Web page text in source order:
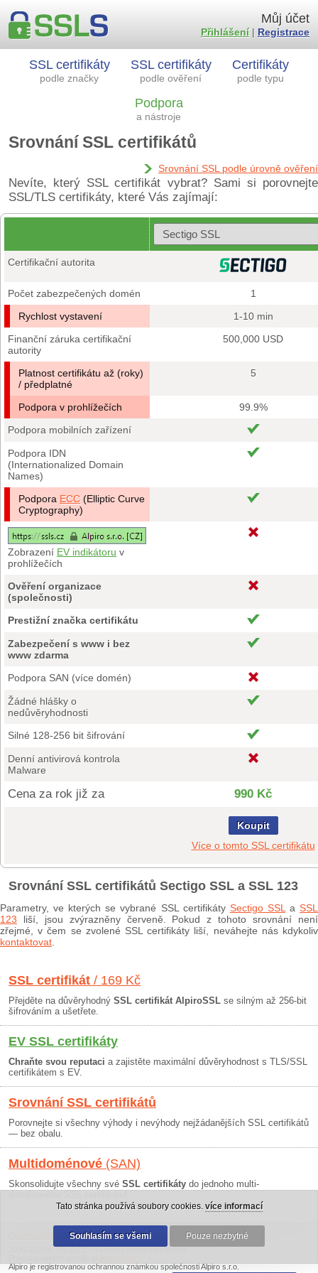
SSL certifikáty
podle značky
SSL certifikáty
podle ověření
Certifikáty
podle typu
Podpora
a nástroje
Můj účet
Přihlášení| Registrace
Srovnání SSL certifikátů
Srovnání SSL podle úrovně ověření
Nevíte, který SSL certifikát vybrat? Sami si porovnejte
SSL/TLS certifikáty, které Vás zajímají:
Certifikační autorita
Počet zabezpečených domén
1
Rychlost vystavení
1-10 min
Finanční záruka certifikační
autority
500,000 USD
Platnost certifikátu až (roky)
/ předplatné
5
Podpora v prohlížečích
99.9%
Podpora mobilních zařízení
Podpora IDN
(Internationalized Domain
Names)
Podpora ECC (Elliptic Curve
Cryptography)
Zobrazení EV indikátoru v
prohlížečích
Ověření organizace
(společnosti)
Prestižní značka certifikátu
Zabezpečení s www i bez
www zdarma
Podpora SAN (více domén)
Žádné hlášky o
nedůvěryhodnosti
Silné 128-256 bit šifrování
Denní antivirová kontrola
Malware
Cena za rok již za 990 Kč
Koupit
Více o tomto SSL certifikátu
Srovnání SSL certifikátů Sectigo SSL a SSL 123
Parametry, ve kterých se vybrané SSL certifikáty Sectigo SSL aSSL
123 liší, jsou zvýrazněny červeně. Pokud z tohoto srovnání není
zřejmé, v čem se zvolené SSL certifikáty liší, neváhejte nás kdykoliv
kontaktovat
SSL certifikát / 169 Kč
Přejděte na důvěryhodný SSL certifikát AlpiroSSL se silným až 256-bit
šifrováním a ušetřete.
EV SSL certifikáty
Chraňte svou reputaci a zajistěte maximální důvěryhodnost s TLS/SSL
certifikátem s EV.
Srovnání SSL certifikátů
Porovnejte si všechny výhody i nevýhody nejžádanějších SSL certifikátů
— bez obalu.
Multidoménové (SAN)
Skonsolidujte všechny své SSL certifikáty do jednoho multi-
Obchodní podmínky|30 dní záruka
2006-2026 © SSLS.CZ - Všechna práva vyhrazena.
Alpiro je registrovanou ochrannou známkou společnosti Alpiro s.r.o.
Tato stránka používá soubory cookies. více informací
Souhlasím se všemi Pouze nezbytné